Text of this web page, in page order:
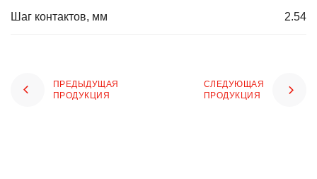
Шаг контактов, мм 2.54
ПРЕДЫДУЩАЯ
ПРОДУКЦИЯ
СЛЕДУЮЩАЯ
ПРОДУКЦИЯ